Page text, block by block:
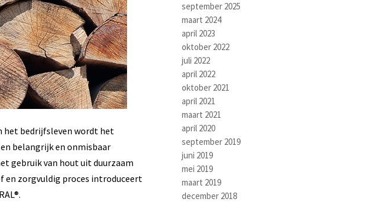
het bedrijfsleven wordt het
belangrijk en onmisbaar
gebruik van hout uit duurzaam
en zorgvuldig proces introduceert
september 2025
maart 2024
april 2023
oktober 2022
juli 2022
april 2022
oktober 2021
april 2021
maart 2021
april 2020
september 2019
juni 2019
mei 2019
maart 2019
december 2018